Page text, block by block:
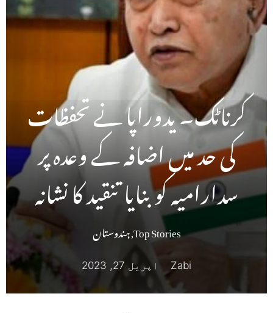
کرناٹک۔ یدوراپا نے تحفظات
کی حد میں اضافہ کے وعدہ پر
سدارامیہ کوبنایا تنقید کا نشانہ
Top Stories
,ہندوستان
Zabi اپریل 27, 2023